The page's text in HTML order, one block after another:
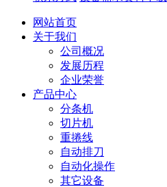
网站首页
关于我们
公司概况
发展历程
企业荣誉
产品中心
分条机
切片机
重捲线
自动排刀
自动化操作
其它设备